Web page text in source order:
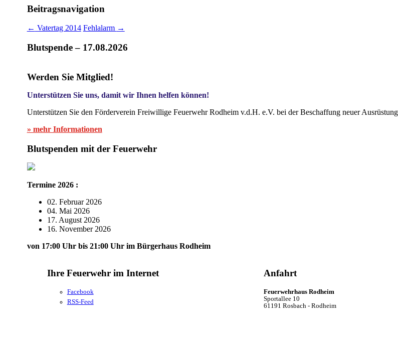
Beitragsnavigation
← Vatertag 2014 Fehlalarm →
Blutspende – 17.08.2026
Werden Sie Mitglied!
Unterstützen Sie uns, damit wir Ihnen helfen können!
Unterstützen Sie den Förderverein Freiwillige Feuerwehr Rodheim v.d.H. e.V. bei der Beschaffung neuer
» mehr Informationen
Blutspenden mit der Feuerwehr
Termine 2026 :
02. Februar 2026
04. Mai 2026
17. August 2026
16. November 2026
von 17:00 Uhr bis 21:00 Uhr im Bürgerhaus Rodheim
Ihre Feuerwehr im Internet
Facebook
RSS-Feed
Anfahrt
Feuerwehrhaus Rodheim
Sportallee 10
61191 Rosbach - Rodheim